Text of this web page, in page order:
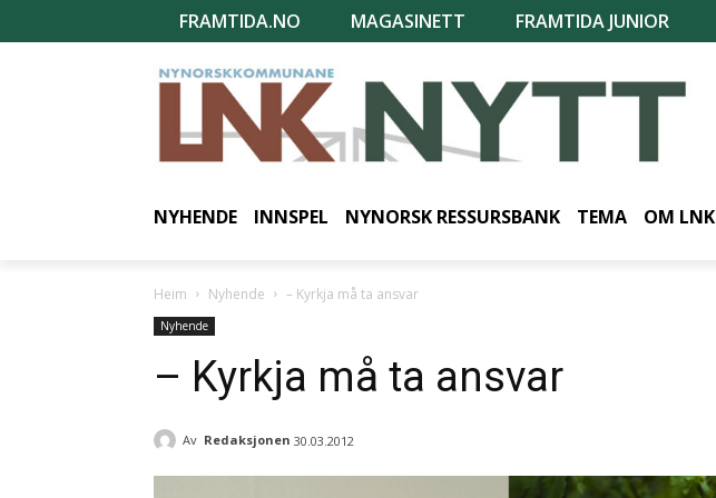
FRAMTIDA.NO MAGASINETT FRAMTIDA JUNIOR
NYHENDE INNSPEL NYNORSK RESSURSBANK TEMA OM LNK
Heim Nyhende – Kyrkja må ta ansvar
Nyhende
– Kyrkja må ta ansvar
Av Redaksjonen 30.03.2012